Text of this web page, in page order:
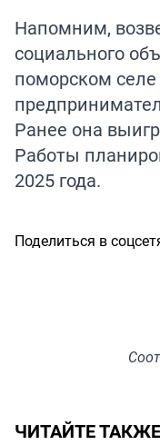
Напомним,
социального
поморском
Ранее она
Работы
2025 года.
Поделиться в
ЧИТАЙТЕ ТАКЖЕ